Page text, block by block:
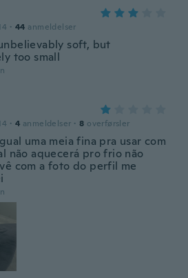
· 44 anmeldelser
soft, but
too small
· 4 anmeldelser · 8 overførsler
uma meia fina pra usar com
não aquecerá pro frio não
com a foto do perfil me